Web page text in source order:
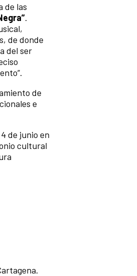
de las
.
de donde
del ser
de
e
de junio en
cultural